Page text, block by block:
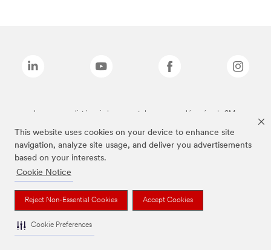
This website uses cookies on your device to enhance site
navigation, analyze site usage, and deliver you advertisements
based on your interests.
Cookie Notice
Reject Non-Essential Cookies Accept Cookies
Cookie Preferences
Les marques listées ci-dessus sont des marques déposées de 3M.